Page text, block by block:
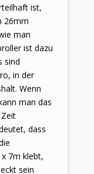
ist,
26mm
man
ist dazu
sind
in der
Wenn
man das
dass
7m klebt,
sein